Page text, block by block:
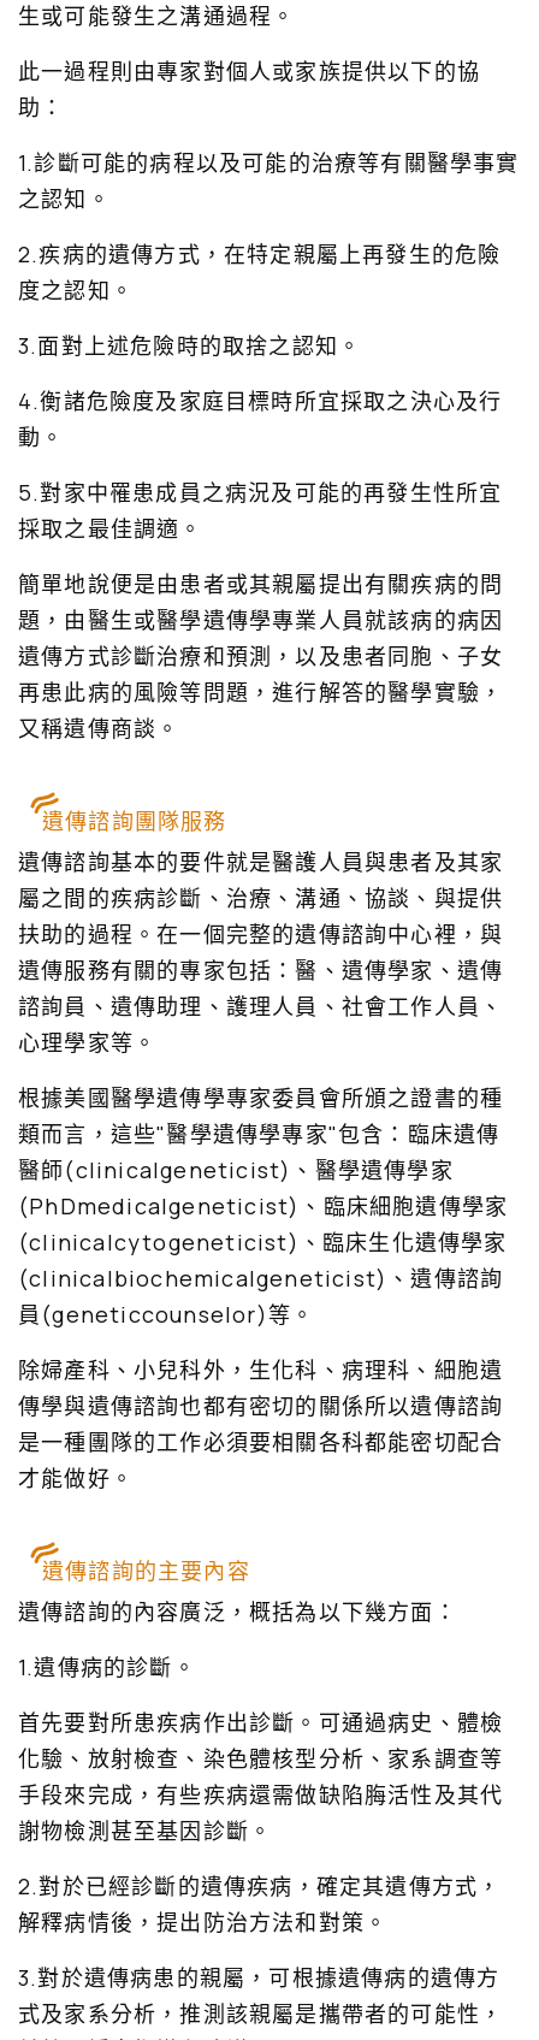
生或可能發生之溝通過程。
此一過程則由專家對個人或家族提供以下的協
助：
1.診斷可能的病程以及可能的治療等有關醫學事實
之認知。
2.疾病的遺傳方式，在特定親屬上再發生的危險
度之認知。
3.面對上述危險時的取捨之認知。
4.衡諸危險度及家庭目標時所宜採取之決心及行
動。
5.對家中罹患成員之病況及可能的再發生性所宜
採取之最佳調適。
簡單地說便是由患者或其親屬提出有關疾病的問
題，由醫生或醫學遺傳學專業人員就該病的病因
遺傳方式診斷治療和預測，以及患者同胞、子女
再患此病的風險等問題，進行解答的醫學實驗，
又稱遺傳商談。
遺傳諮詢團隊服務
遺傳諮詢基本的要件就是醫護人員與患者及其家
屬之間的疾病診斷、治療、溝通、協談、與提供
扶助的過程。在一個完整的遺傳諮詢中心裡，與
遺傳服務有關的專家包括：醫、遺傳學家、遺傳
諮詢員、遺傳助理、護理人員、社會工作人員、
心理學家等。
根據美國醫學遺傳學專家委員會所頒之證書的種
類而言，這些"醫學遺傳學專家"包含：臨床遺傳
醫師(clinicalgeneticist)、醫學遺傳學家
(PhDmedicalgeneticist)、臨床細胞遺傳學家
(clinicalcytogeneticist)、臨床生化遺傳學家
(clinicalbiochemicalgeneticist)、遺傳諮詢
員(geneticcounselor)等。
除婦產科、小兒科外，生化科、病理科、細胞遺
傳學與遺傳諮詢也都有密切的關係所以遺傳諮詢
是一種團隊的工作必須要相關各科都能密切配合
才能做好。
遺傳諮詢的主要內容
遺傳諮詢的內容廣泛，概括為以下幾方面：
1.遺傳病的診斷。
首先要對所患疾病作出診斷。可通過病史、體檢
化驗、放射檢查、染色體核型分析、家系調查等
手段來完成，有些疾病還需做缺陷脢活性及其代
謝物檢測甚至基因診斷。
2.對於已經診斷的遺傳疾病，確定其遺傳方式，
解釋病情後，提出防治方法和對策。
3.對於遺傳病患的親屬，可根據遺傳病的遺傳方
式及家系分析，推測該親屬是攜帶者的可能性，